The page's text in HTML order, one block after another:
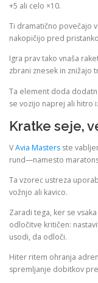
+5 ali celo ×10.
Ti dramatično povečajo
nakopičijo pred
Igra prav tako vnaša
zbrani znesek in znižajo
Ta element doda
se vozijo naprej ali hitro
Kratke seje,
VAvia Masters ste
rund—namesto
Ta vzorec ustreza
vožnjo ali kavico.
Zaradi tega, ker se
odločitve kritičen:
usodi, da odloči.
Hiter ritem ohranja
spremljanje dobitkov